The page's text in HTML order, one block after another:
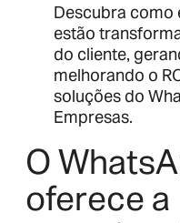
Descubra como
estão
do cliente,
melhorando o
soluções do
Empresas.
O
oferece a